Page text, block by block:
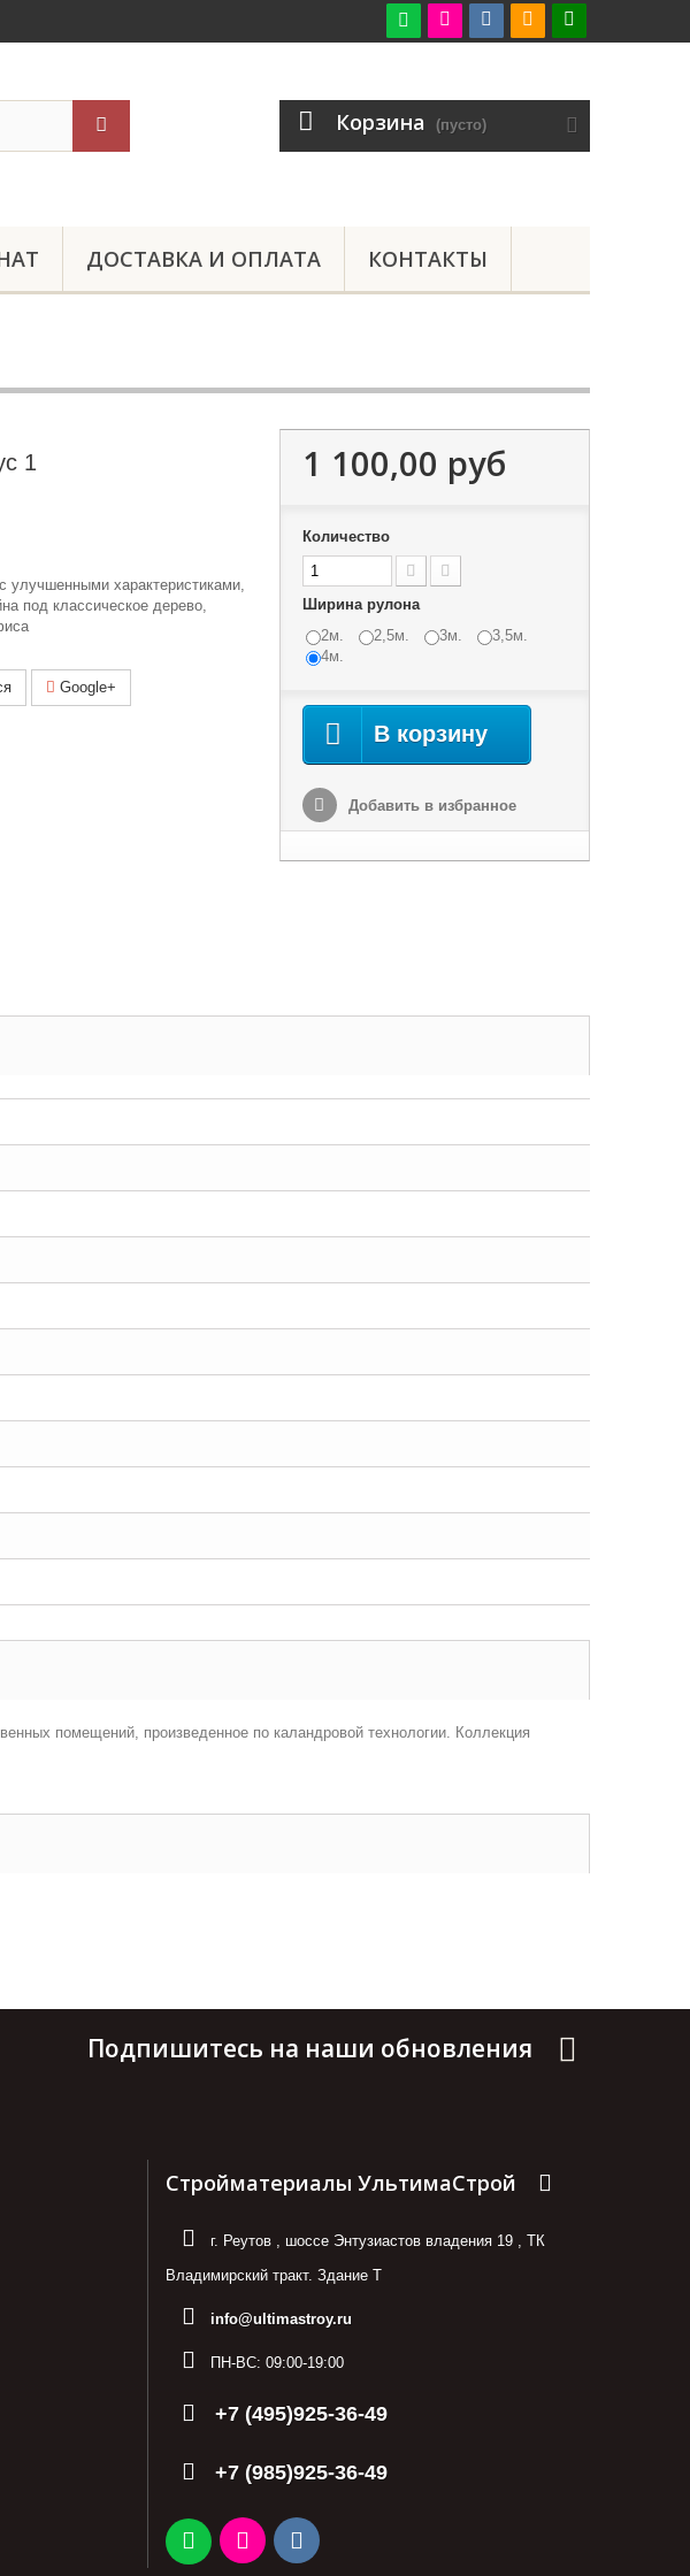

Корзина (пусто)
ДОСТАВКА И ОПЛАТА КОНТАКТЫ
1
улучшенными характеристиками,
под классическое дерево,
Google+
1 100,00 руб
Количество
Ширина рулона
2м.
2,5м. 3м.
3,5м.
4м.
В корзину
Добавить в избранное
помещений, произведенное по каландровой технологии. Коллекция
Подпишитесь на наши обновления
Стройматериалы УльтимаСтрой
г. Реутов, шоссе Энтузиастов владения 19, ТК
Владимирский тракт. Здание Т
info@ultimastroy.ru
ПН-ВС: 09:00-19:00
+7 (495)925-36-49
+7 (985)925-36-49
